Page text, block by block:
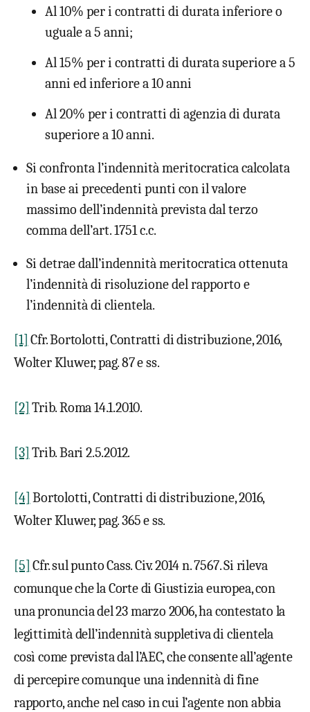
Al 10% per i contratti di durata inferiore o
uguale a 5 anni;
Al 15% per i contratti di durata superiore a 5
anni ed inferiore a 10 anni
Al 20% per i contratti di agenzia di durata
superiore a 10 anni.
Si confronta l’indennità meritocratica calcolata
in base ai precedenti punti con il valore
massimo dell’indennità prevista dal terzo
comma dell’art. 1751 c.c.
Si detrae dall’indennità meritocratica ottenuta
l’indennità di risoluzione del rapporto e
l’indennità di clientela.
[1] Cfr. Bortolotti, Contratti di distribuzione, 2016,
Wolter Kluwer, pag. 87 e ss.
[2] Trib. Roma 14.1.2010.
[3] Trib. Bari 2.5.2012.
[4] Bortolotti, Contratti di distribuzione, 2016,
Wolter Kluwer, pag. 365 e ss.
[5] Cfr. sul punto Cass. Civ. 2014 n. 7567. Si rileva
comunque che la Corte di Giustizia europea, con
una pronuncia del 23 marzo 2006, ha contestato la
legittimità dell’indennità suppletiva di clientela
così come prevista dal l’AEC, che consente all’agente
di percepire comunque una indennità di fine
rapporto, anche nel caso in cui l’agente non abbia